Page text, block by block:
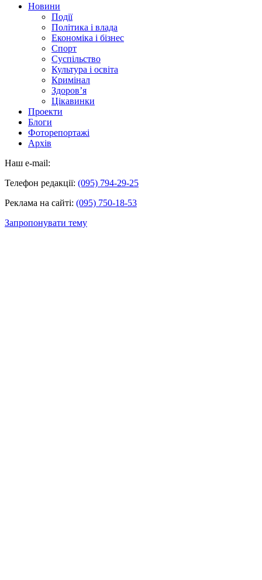
Новини
Події
Політика і влада
Економіка і бізнес
Спорт
Суспільство
Культура і освіта
Кримінал
Здоров’я
Цікавинки
Проекти
Блоги
Фоторепортажі
Архів
Наш e-mail:
Телефон редакції: (095) 794-29-25
Реклама на сайті: (095) 750-18-53
Запропонувати тему